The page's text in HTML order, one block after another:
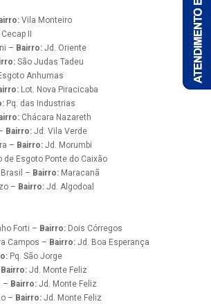
Vila Monteiro
II
– Bairro: Jd. Oriente
São Judas Tadeu
Anhumas
Lot. Nova Piracicaba
Pq. das Industrias
Chácara Nazareth
Bairro: Jd. Vila Verde
– Bairro: Jd. Morumbi
de Esgoto Ponte do Caixão
Brasil – Bairro: Maracanã
– Bairro: Jd. Algodoal
Forti – Bairro: Dois Córregos
Campos – Bairro: Jd. Boa Esperança
Pq. São Jorge
Bairro: Jd. Monte Feliz
– Bairro: Jd. Monte Feliz
– Bairro: Jd. Monte Feliz